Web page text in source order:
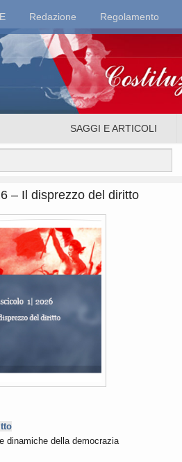
Redazione Regolamento
SAGGI E ARTICOLI
– Il disprezzo del diritto
dinamiche della democrazia